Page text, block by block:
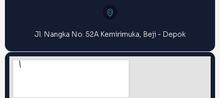
Jl. Nangka No. 52A Kemirimuka, Beji - Depok